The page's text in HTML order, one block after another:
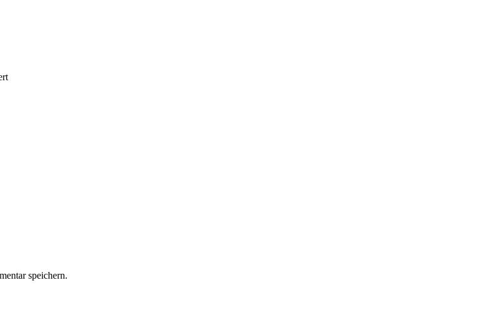
speichern.